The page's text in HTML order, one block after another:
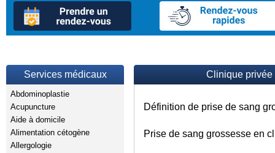
Services médicaux
Abdominoplastie
Acupuncture
Aide à domicile
Alimentation cétogène
Allergologie
Clinique privée
Définition de prise de sang
Prise de sang grossesse en